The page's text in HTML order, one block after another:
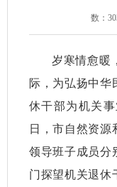
数：
岁寒情愈暖
际，为弘扬中华
休干部为机关
日，市自然资源
领导班子成员分
门探望机关退休